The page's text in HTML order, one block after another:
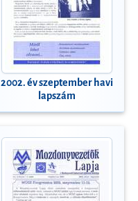
2002. év szeptember havi
lapszám